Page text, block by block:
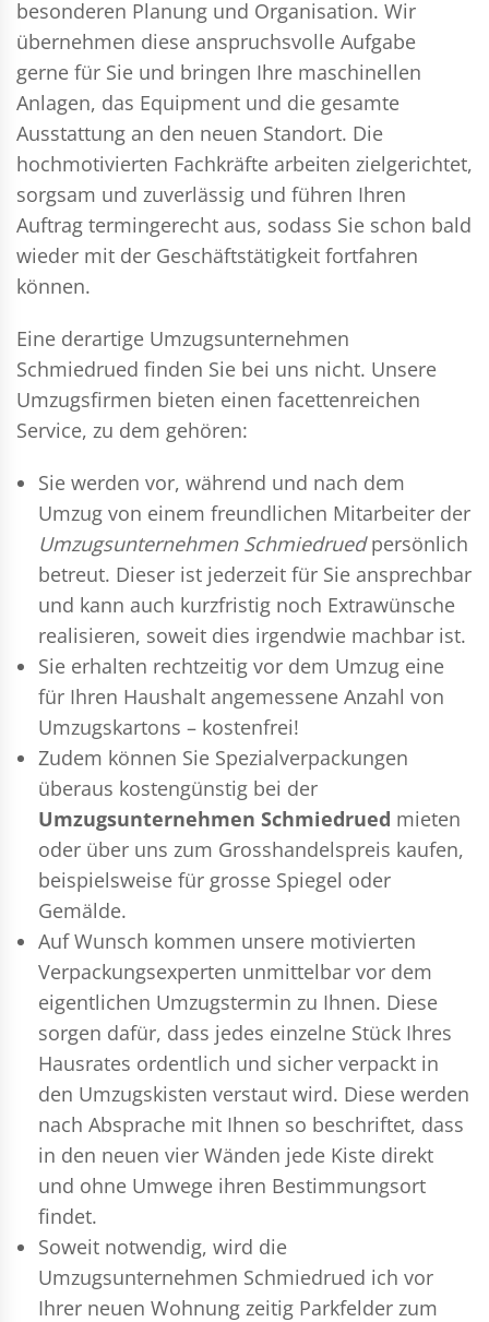
besonderen Planung und Organisation. Wir
übernehmen diese anspruchsvolle Aufgabe
gerne für Sie und bringen Ihre maschinellen
Anlagen, das Equipment und die gesamte
Ausstattung an den neuen Standort. Die
hochmotivierten Fachkräfte arbeiten zielgerichtet,
sorgsam und zuverlässig und führen Ihren
Auftrag termingerecht aus, sodass Sie schon bald
wieder mit der Geschäftstätigkeit fortfahren
können.
Eine derartige Umzugsunternehmen
Schmiedrued finden Sie bei uns nicht. Unsere
Umzugsfirmen bieten einen facettenreichen
Service, zu dem gehören:
Sie werden vor, während und nach dem
Umzug von einem freundlichen Mitarbeiter der
Umzugsunternehmen Schmiedruedpersönlich
betreut. Dieser ist jederzeit für Sie ansprechbar
und kann auch kurzfristig noch Extrawünsche
realisieren, soweit dies irgendwie machbar ist.
Sie erhalten rechtzeitig vor dem Umzug eine
für Ihren Haushalt angemessene Anzahl von
Umzugskartons – kostenfrei!
Zudem können Sie Spezialverpackungen
überaus kostengünstig bei der
Umzugsunternehmen Schmiedrued mieten
oder über uns zum Grosshandelspreis kaufen,
beispielsweise für grosse Spiegel oder
Gemälde.
Auf Wunsch kommen unsere motivierten
Verpackungsexperten unmittelbar vor dem
eigentlichen Umzugstermin zu Ihnen. Diese
sorgen dafür, dass jedes einzelne Stück Ihres
Hausrates ordentlich und sicher verpackt in
den Umzugskisten verstaut wird. Diese werden
nach Absprache mit Ihnen so beschriftet, dass
in den neuen vier Wänden jede Kiste direkt
und ohne Umwege ihren Bestimmungsort
findet.
Soweit notwendig, wird die
Umzugsunternehmen Schmiedrued ich vor
Ihrer neuen Wohnung zeitig Parkfelder zum